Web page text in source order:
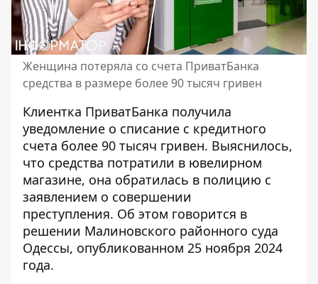
Женщина потеряла со счета ПриватБанка
средства в размере более 90 тысяч гривен
Клиентка ПриватБанка получила
уведомление о списание с кредитного
счета более 90 тысяч гривен. Выяснилось,
что средства потратили в ювелирном
магазине, она обратилась в полицию с
заявлением о совершении
преступления. Об этом говорится в
решении Малиновского районного суда
Одессы, опубликованном 25 ноября 2024
года.